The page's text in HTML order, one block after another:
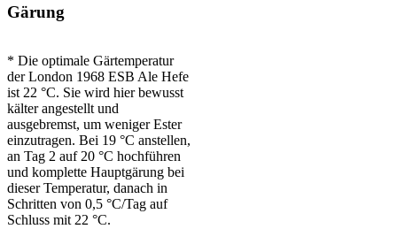
Gärung
* Die optimale Gärtemperatur
der London 1968 ESB Ale Hefe
ist 22 °C. Sie wird hier bewusst
kälter angestellt und
ausgebremst, um weniger Ester
einzutragen. Bei 19 °C anstellen,
an Tag 2 auf 20 °C hochführen
und komplette Hauptgärung bei
dieser Temperatur, danach in
Schritten von 0,5 °C/Tag auf
Schluss mit 22 °C.